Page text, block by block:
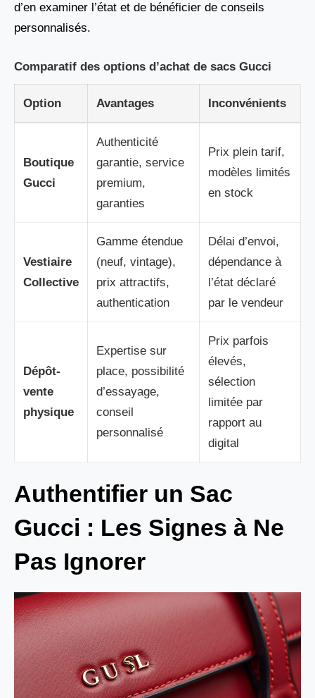
d’en examiner l’état et de bénéficier de conseils
personnalisés.
Comparatif des options d’achat de sacs Gucci
Option Avantages Inconvénients
Boutique
Gucci
Authenticité
garantie, service
premium,
garanties
Prix plein tarif,
modèles limités
en stock
Vestiaire
Collective
Gamme étendue
(neuf, vintage),
prix attractifs,
authentication
Délai d’envoi,
dépendance à
l’état déclaré
par le vendeur
Dépôt-
vente
physique
Expertise sur
place, possibilité
d’essayage,
conseil
personnalisé
Prix parfois
élevés,
sélection
limitée par
rapport au
digital
Authentifier un Sac
Gucci : Les Signes à Ne
Pas Ignorer